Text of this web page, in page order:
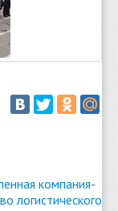
компания-
логистического